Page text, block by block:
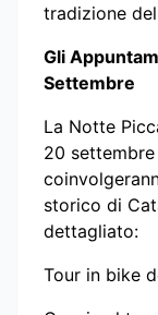
tradizione
Gli
Settembre
La Notte
20
storico di
dettagliato:
Tour in bike